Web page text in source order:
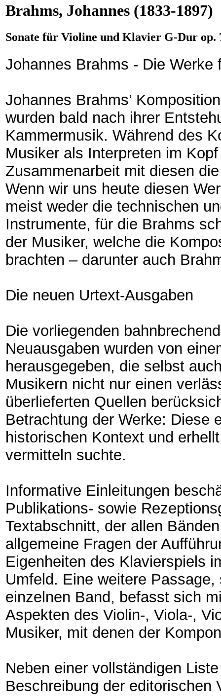
Brahms, Johannes (1833-1897)
Sonate für Violine und Klavier G-Dur op.
Johannes Brahms - Die
Johannes Brahms’
wurden bald nach ihrer
Kammermusik. Während des
Musiker als Interpreten im
Zusammenarbeit mit diesen
Wenn wir uns heute diesen
meist weder die technischen
Instrumente, für die Brahms
der Musiker, welche die
brachten – darunter auch
Die neuen Urtext-Ausgaben
Die vorliegenden
Neuausgaben wurden von
herausgegeben, die selbst
Musikern nicht nur einen
überlieferten Quellen
Betrachtung der Werke: Diese
historischen Kontext und
vermitteln suchte.
Informative Einleitungen
Publikations- sowie
Textabschnitt, der allen
allgemeine Fragen der
Eigenheiten des Klavierspiels
Umfeld. Eine weitere
einzelnen Band, befasst sich
Aspekten des Violin-, Viola-,
Musiker, mit denen der
Neben einer vollständigen
Beschreibung der editorischen